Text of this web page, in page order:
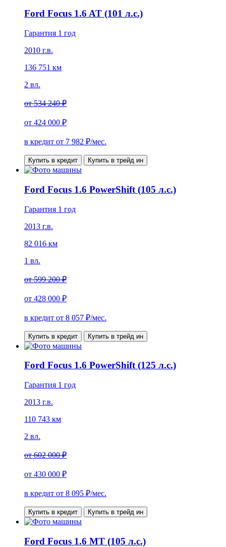
Ford Focus 1.6 AT (101 л.с.)
Гарантия 1 год
2010 г.в.
136 751 км
2 вл.
от534 240 ₽
от 424 000 ₽
в кредит от 7 982 ₽/мес.
Купить в кредит Купить в трейд ин
Ford Focus 1.6 PowerShift (105 л.с.)
Гарантия 1 год
2013 г.в.
82 016 км
1 вл.
от599 200 ₽
от 428 000 ₽
в кредит от 8 057 ₽/мес.
Купить в кредит Купить в трейд ин
Ford Focus 1.6 PowerShift (125 л.с.)
Гарантия 1 год
2013 г.в.
110 743 км
2 вл.
от602 000 ₽
от 430 000 ₽
в кредит от 8 095 ₽/мес.
Купить в кредит Купить в трейд ин
Ford Focus 1.6 MT (105 л.с.)